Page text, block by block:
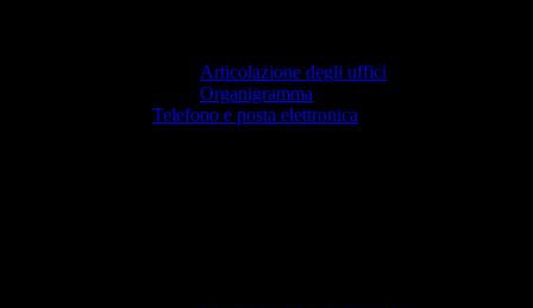
Articolazione degli uffici
Organigramma
Telefono e posta elettronica